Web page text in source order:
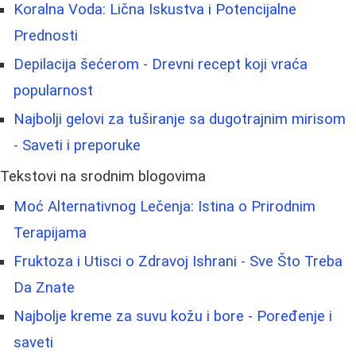
Koralna Voda: Lična Iskustva i Potencijalne
Prednosti
Depilacija šećerom - Drevni recept koji vraća
popularnost
Najbolji gelovi za tuširanje sa dugotrajnim mirisom
- Saveti i preporuke
Tekstovi na srodnim blogovima
Moć Alternativnog Lečenja: Istina o Prirodnim
Terapijama
Fruktoza i Utisci o Zdravoj Ishrani - Sve Što Treba
Da Znate
Najbolje kreme za suvu kožu i bore - Poređenje i
saveti